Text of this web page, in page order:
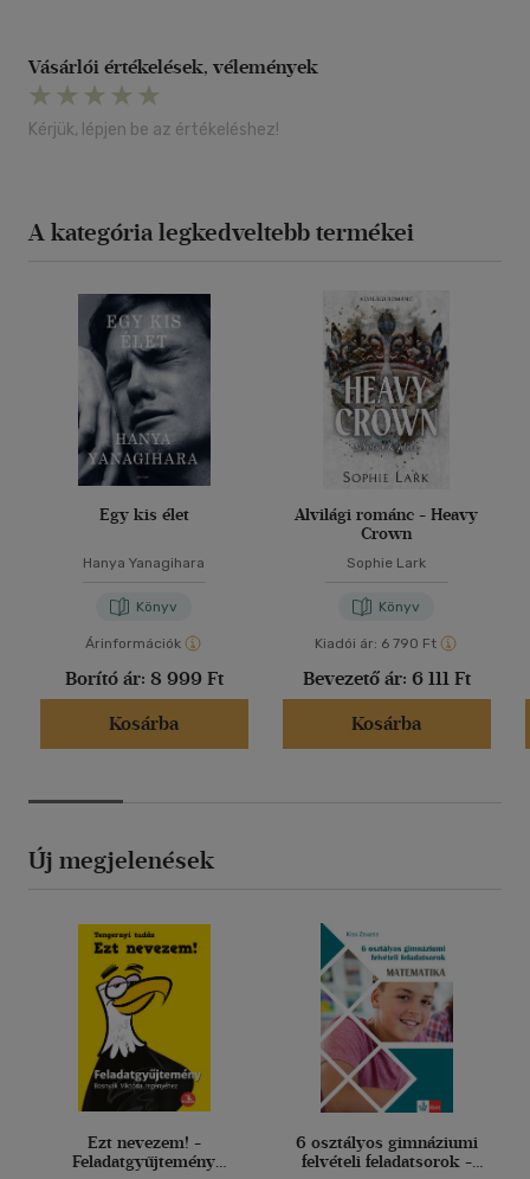
Vásárlói értékelések, vélemények
Kérjük, lépjen be az értékeléshez!
A kategória legkedveltebb termékei
Egy kis élet
Hanya Yanagihara
Könyv
Árinformációk
Borító ár: 8 999 Ft
Kosárba
Alvilági románc - Heavy
Crown
Sophie Lark
Könyv
Kiadói ár: 6 790 Ft
Bevezető ár: 6 111 Ft
Kosárba
Új megjelenések
Ezt nevezem! -
Feladatgyűjtemény
6 osztályos gimnáziumi
felvételi feladatsorok -